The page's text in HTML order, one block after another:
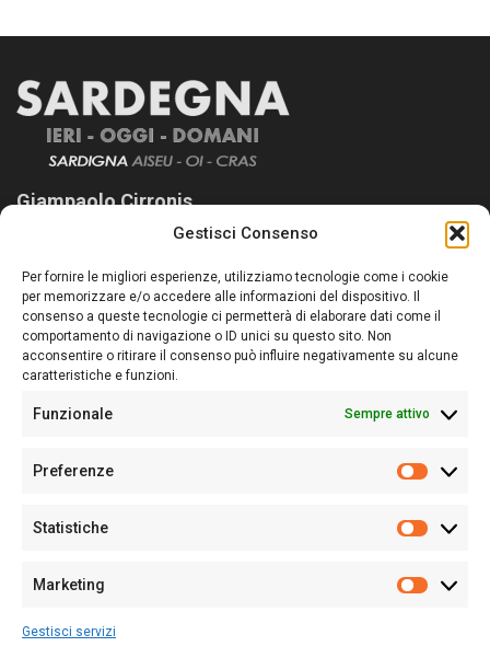
Gestisci Consenso
Per fornire le migliori esperienze, utilizziamo tecnologie come i cookie
per memorizzare e/o accedere alle informazioni del dispositivo. Il
consenso a queste tecnologie ci permetterà di elaborare dati come il
comportamento di navigazione o ID unici su questo sito. Non
acconsentire o ritirare il consenso può influire negativamente su alcune
caratteristiche e funzioni.
Funzionale Sempre attivo
Preferenze
Statistiche
Marketing
Gestisci servizi
Giampaolo Cirronis
Sardegna Ieri-Oggi-Domani nasce per informare “liberamente” i
lettori su quanto accade in Sardegna, con un occhio rivolto al
nostro passato e, soprattutto, al nostro futuro
Follow Us
Sede:Via Cristoforo Colombo 09013 Carbonia
Partita IVA02270380922
128/2020 del 10/02/2020
Per la Pubblicità: